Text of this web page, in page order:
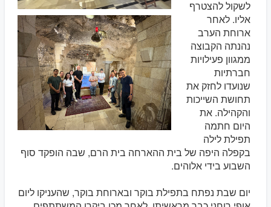
לשקול להצטרף
אליו. לאחר
ארוחת הערב
נהנתה הקבוצה
ממגוון פעילויות
חברתיות
שנועדו לחזק את
תחושת השייכות
והקהילה. את
היום חתמה
תפילת לילה
בקפלה היפה של בית ההארחה בית הרם, שבה הופקד סוף
השבוע בידי אלוהים.
יום שבת נפתח בתפילת בוקר ובארוחת בוקר, שהעניקו ליום